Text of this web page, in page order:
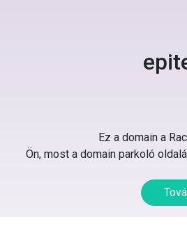
Ez a domain a
Ön, most a domain parkoló